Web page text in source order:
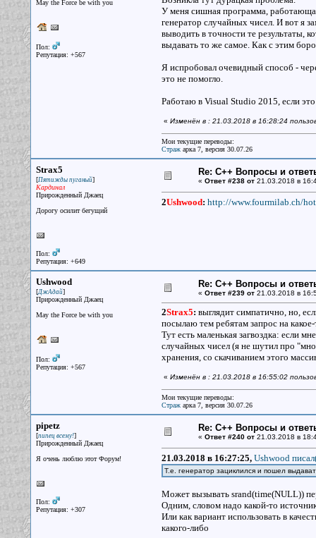
May the Force be with you
Пол:
Репутация: +567
У меня сишная программа,
генератор случайных чисел. И вот я
выводить в точности те результаты,
выдавать то же самое. Как с этим
Я испробовал очевидный способ -
это не помогло.
Работаю в Visual Studio 2015, если это
« Изменён в : 21.03.2018 в 16:28:24
Мои текущие переводы:
Стражарка 7, версия 30.07.26
Strax5
[Пятижды пуганый]
Кардинал
Прирожденный Джаец
Дорогу осилит бегущий
Пол:
Репутация: +649
Re: С++ Вопросы и
« Ответ #238 от21.03.2018 в
2Ushwood: http://www.fourmilab.ch/
Ushwood
[ДжАдай]
Прирожденный Джаец
May the Force be with you
Пол:
Репутация: +567
Re: С++ Вопросы и
« Ответ #239 от21.03.2018 в
2Strax5: выглядит симпатично, но,
посылаю тем ребятам запрос на
Тут есть маленькая загвоздка: если
случайных чисел (я не шутил про
хранения, со скачиванием этого
« Изменён в : 21.03.2018 в 16:55:02
Мои текущие переводы:
Стражарка 7, версия 30.07.26
pipetz
[пипец всему!]
Прирожденный Джаец
Я очень люблю этот Форум!
Пол:
Репутация: +307
Re: С++ Вопросы и
« Ответ #240 от21.03.2018 в
21.03.2018 в 16:27:25, Ushwood
Т.е. генератор зациклился и пошел
Может вызывать srand(time(NULL))
Одним, словом надо какой-то
Или как вариант использовать в
какого-либо